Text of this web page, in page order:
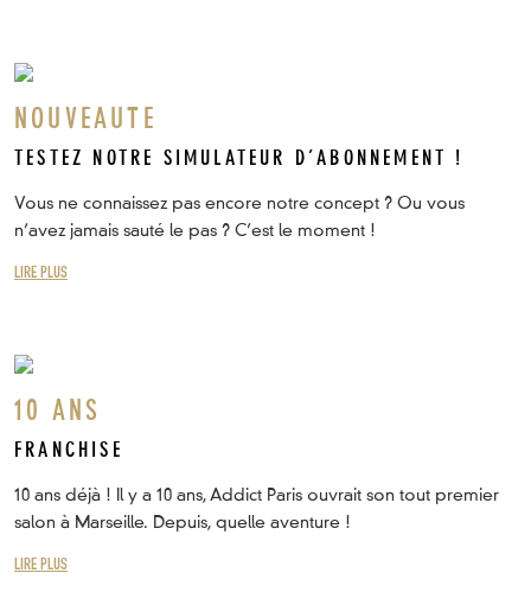
NOUVEAUTE
TESTEZ NOTRE SIMULATEUR D’ABONNEMENT !
Vous ne connaissez pas encore notre concept ? Ou vous
n’avez jamais sauté le pas ? C’est le moment !
LIRE PLUS
10 ANS
FRANCHISE
10 ans déjà ! Il y a 10 ans, Addict Paris ouvrait son tout premier
salon à Marseille. Depuis, quelle aventure !
LIRE PLUS